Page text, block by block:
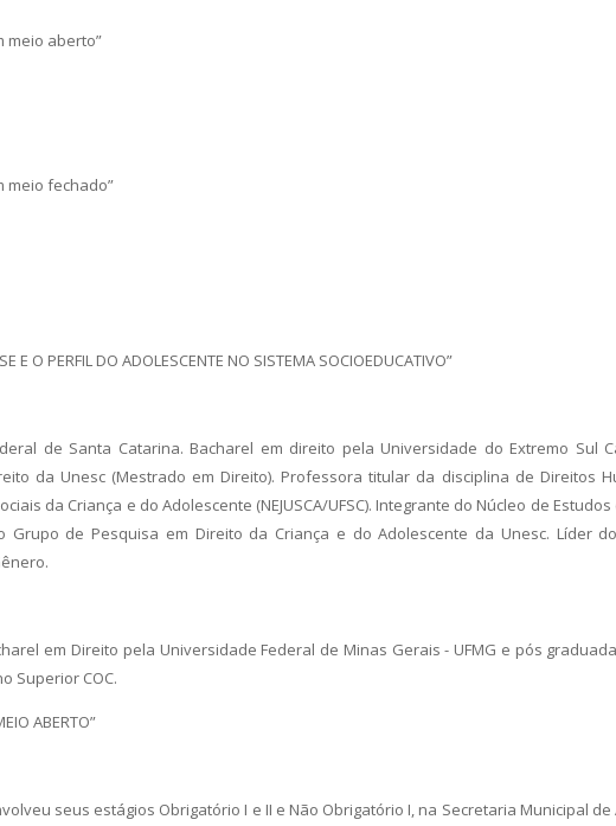
meio aberto”
meio fechado”
E O PERFIL DO ADOLESCENTE NO SISTEMA SOCIOEDUCATIVO”
de Santa Catarina. Bacharel em direito pela Universidade do Extremo Sul
da Unesc (Mestrado em Direito). Professora titular da disciplina de Direitos
da Criança e do Adolescente (NEJUSCA/UFSC). Integrante do Núcleo de
Grupo de Pesquisa em Direito da Criança e do Adolescente da Unesc. Líder
em Direito pela Universidade Federal de Minas Gerais - UFMG e pós
Superior COC.
ABERTO”
seus estágios Obrigatório I e II e Não Obrigatório I, na Secretaria Municipal de